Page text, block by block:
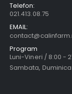
Telefon:
021.413.08.75
EMAIL:
Program
Luni-Vineri / 8:00 -
Sambata,